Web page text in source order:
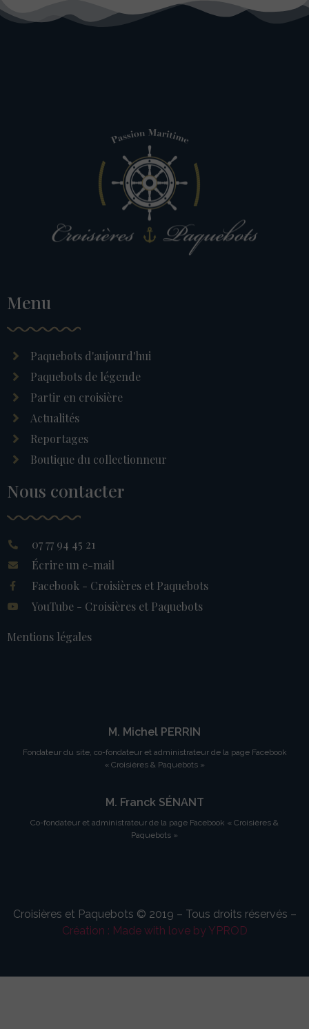
Menu
Paquebots d'aujourd'hui
Paquebots de légende
Partir en croisière
Actualités
Reportages
Boutique du collectionneur
Nous contacter
07 77 94 45 21
Écrire un e-mail
Facebook - Croisières et Paquebots
YouTube - Croisières et Paquebots
Mentions légales
M. Michel PERRIN
Fondateur du site, co-fondateur et administrateur de la page Facebook
« Croisières & Paquebots »
M. Franck SÉNANT
Co-fondateur et administrateur de la page Facebook « Croisières &
Paquebots »
Croisières et Paquebots © 2019 – Tous droits réservés –
Création : Made with love by YPROD